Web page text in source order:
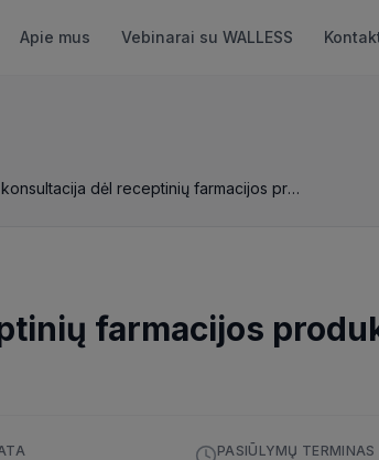
Apie mus Vebinarai su WALLESS
Rinkos konsultacija dėl receptinių farmacijos produktų pirkimo
farmacijos
PASIŪLYMŲ TERMINAS